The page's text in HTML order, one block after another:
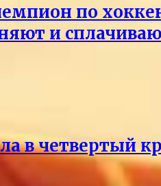
по
и
в четвертый